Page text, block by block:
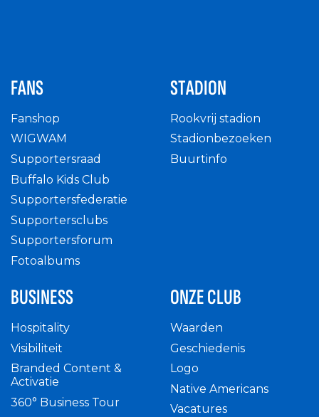
FANS
Fanshop
WIGWAM
Supportersraad
Buffalo Kids Club
Supportersfederatie
Supportersclubs
Supportersforum
Fotoalbums
STADION
Rookvrij stadion
Stadionbezoeken
Buurtinfo
BUSINESS
Hospitality
Visibiliteit
Branded Content &
Activatie
360° Business Tour
ONZE CLUB
Waarden
Geschiedenis
Logo
Native Americans
Vacatures